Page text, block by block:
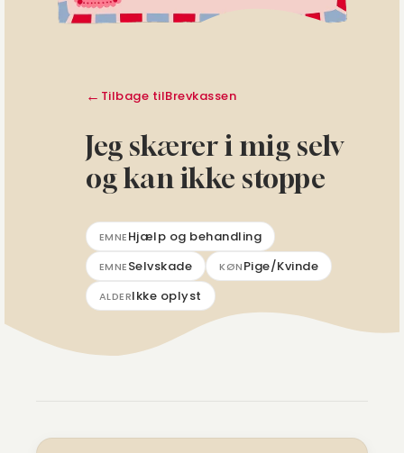
Tilbage tilBrevkassen
Jeg skærer i mig selv
og kan ikke stoppe
EMNEHjælp og behandling
EMNESelvskade KØNPige/Kvinde
ALDERIkke oplyst